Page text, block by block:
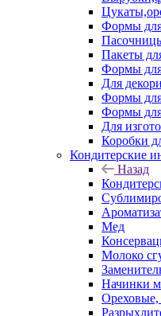
Формы для
Пакеты
Формы
Для
Формы для
Формы для
Для
Коробки
Кондитерские
Назад
Мед
Молоко
Начинки